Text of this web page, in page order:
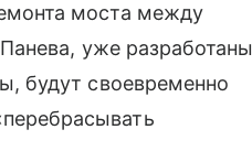
моста между
уже разработаны
будут своевременно